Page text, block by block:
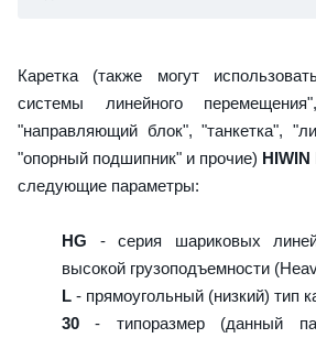
Каретка (также могут
системы линейного
"направляющий блок", "танкетка",
"опорный подшипник" и прочие)
следующие параметры:
HG - серия шариковых
высокой грузоподъемности
L - прямоугольный (низкий) тип
30 - типоразмер (данный